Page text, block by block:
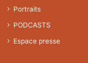
Portraits
PODCASTS
Espace presse